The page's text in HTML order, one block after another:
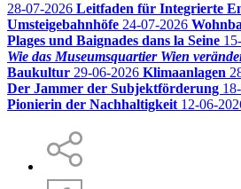
28-07-2026 Leitfaden für Integrierte
Umsteigebahnhöfe 24-07-2026
Plages und Baignades dans la Seine
Wie das Museumsquartier Wien
Baukultur 29-06-2026 Klimaanlagen
Der Jammer der Subjektförderung
Pionierin der Nachhaltigkeit 12-06-